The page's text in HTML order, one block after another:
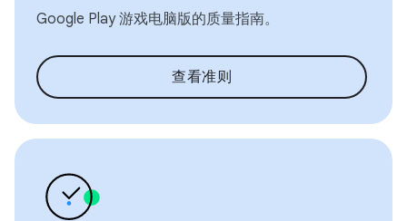
Google Play 游戏电脑版的质量指南。
查看准则